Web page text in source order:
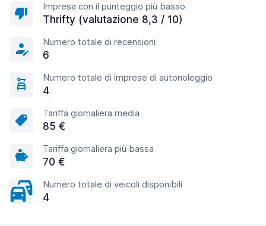
Impresa con il punteggio più basso
Thrifty (valutazione 8,3 / 10)
Numero totale di recensioni
6
Numero totale di imprese di autonoleggio
4
Tariffa giornaliera media
85 €
Tariffa giornaliera più bassa
70 €
Numero totale di veicoli disponibili
4